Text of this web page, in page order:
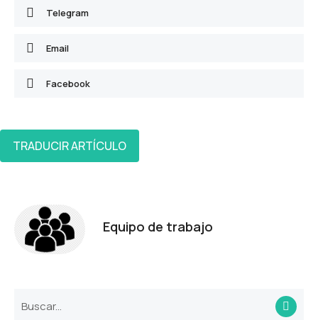
Telegram
Email
Facebook
TRADUCIR ARTÍCULO
Equipo de trabajo